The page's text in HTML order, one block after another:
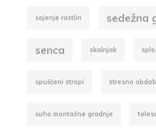
sajenje rastlin sedežna
senca skalnjak
spuščeni stropi stresno
suho montažne gradnje